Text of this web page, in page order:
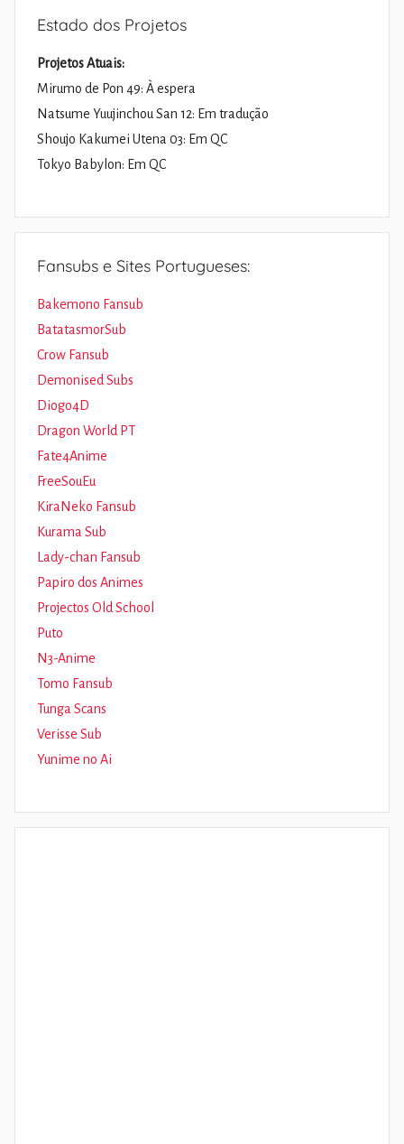
Estado dos Projetos
Projetos Atuais:
Mirumo de Pon 49: À espera
Natsume Yuujinchou San 12: Em tradução
Shoujo Kakumei Utena 03: Em QC
Tokyo Babylon: Em QC
Fansubs e Sites Portugueses:
Bakemono Fansub
BatatasmorSub
Crow Fansub
Demonised Subs
Diogo4D
Dragon World PT
Fate4Anime
FreeSouEu
KiraNeko Fansub
Kurama Sub
Lady-chan Fansub
Papiro dos Animes
Projectos Old School
Puto
N3-Anime
Tomo Fansub
Tunga Scans
Verisse Sub
Yunime no Ai